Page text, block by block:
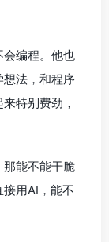
编程。他也
法，和程序
特别费劲，
那能不能干脆
用AI，能不